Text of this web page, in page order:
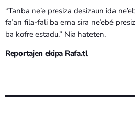
“Tanba ne’e presiza desizaun ida
fa’an fila-fali ba ema sira ne’ebé
ba kofre estadu,” Nia hateten.
Reportajen ekipa Rafa.tl